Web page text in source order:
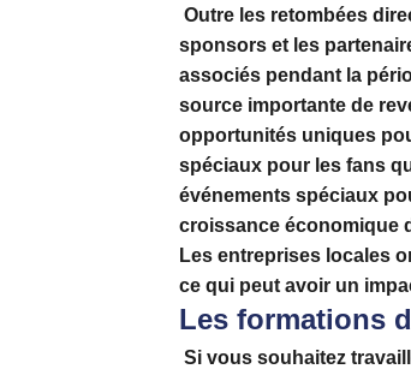
Outre les retombées
sponsors et les
associés pendant la
source importante de
opportunités uniques
spéciaux pour les fans
événements spéciaux
croissance économique
Les entreprises locales
ce qui peut avoir un
Les formations
Si vous souhaitez